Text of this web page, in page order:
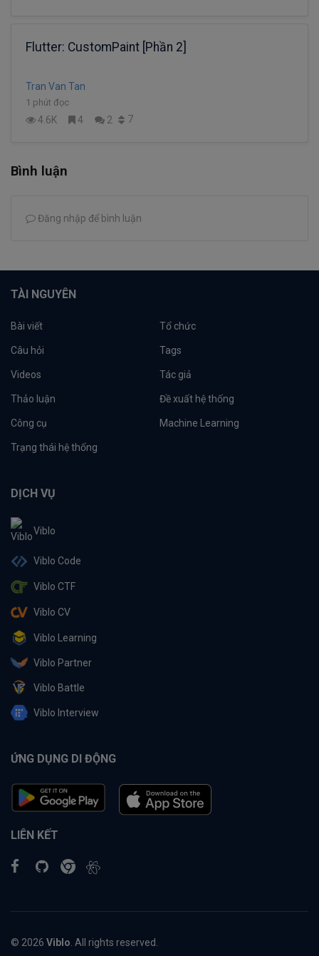
Flutter: CustomPaint [Phần 2]
Tran Van Tan
1 phút đọc
4.6K 4 2 7
Bình luận
Đăng nhập để bình luận
TÀI NGUYÊN
Bài viết Tổ chức
Câu hỏi Tags
Videos Tác giả
Thảo luận Đề xuất hệ thống
Công cụ Machine Learning
Trạng thái hệ thống
DỊCH VỤ
Viblo
Viblo Code
Viblo CTF
Viblo CV
Viblo Learning
Viblo Partner
Viblo Battle
Viblo Interview
ỨNG DỤNG DI ĐỘNG
LIÊN KẾT
© 2026 Viblo . All rights reserved.